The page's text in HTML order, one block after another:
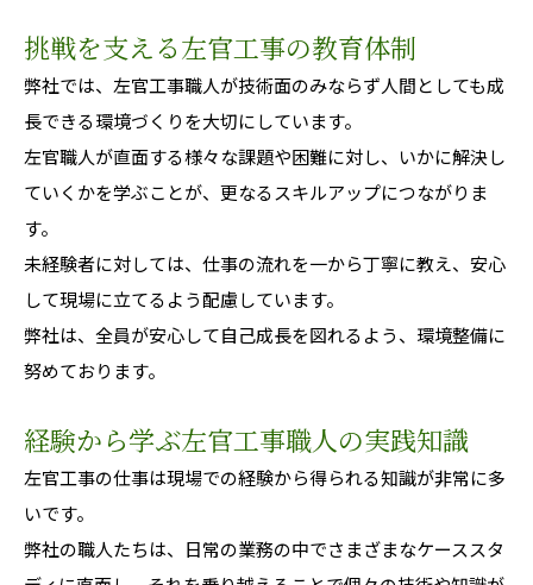
挑戦を支える左官工事の教育体制
弊社では、左官工事職人が技術面のみならず人間としても成
長できる環境づくりを大切にしています。
左官職人が直面する様々な課題や困難に対し、いかに解決し
ていくかを学ぶことが、更なるスキルアップにつながりま
す。
未経験者に対しては、仕事の流れを一から丁寧に教え、安心
して現場に立てるよう配慮しています。
弊社は、全員が安心して自己成長を図れるよう、環境整備に
努めております。
経験から学ぶ左官工事職人の実践知識
左官工事の仕事は現場での経験から得られる知識が非常に多
いです。
弊社の職人たちは、日常の業務の中でさまざまなケーススタ